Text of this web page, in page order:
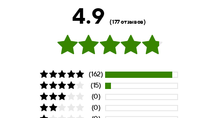
4.9 (177 отзывов)
(162)
(15)
(0)
(0)